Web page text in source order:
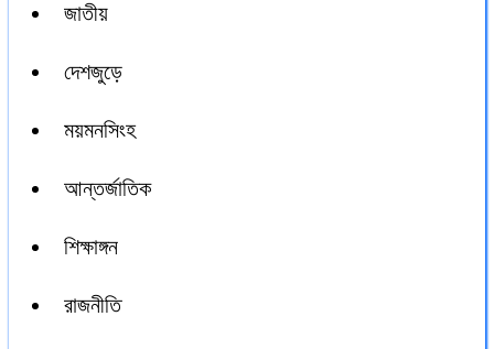
জাতীয়
দেশজুড়ে
ময়মনসিংহ
আন্তর্জাতিক
শিক্ষাঙ্গন
রাজনীতি